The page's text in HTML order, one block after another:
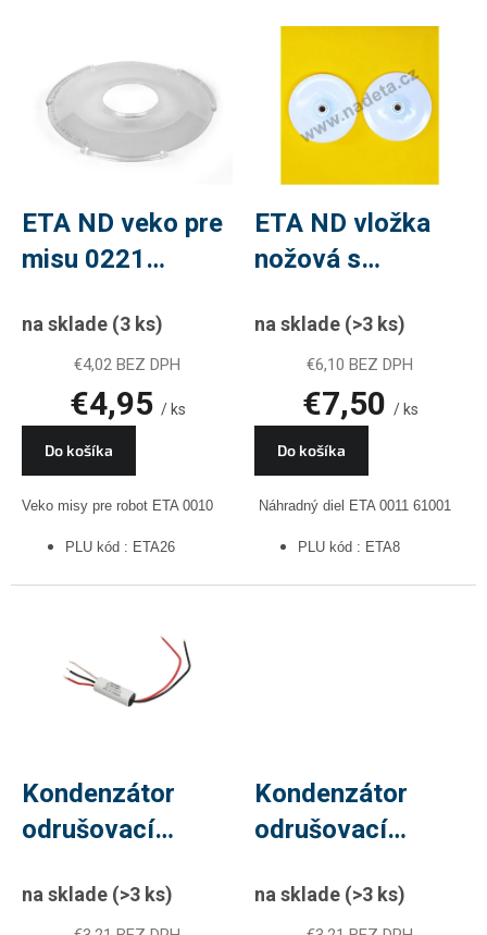
ETA ND veko pre
misu 0221
ETA26
na sklade (3 ks)
€4,02 BEZ DPH
€4,95 / ks
Do košíka
Veko misy pre robot ETA 0010
PLU kód : ETA26
ETA ND vložka
nožová s
nožov 0011
61001, PLU ETA8
na sklade (>3 ks)
€6,10 BEZ DPH
€7,50 / ks
Do košíka
Náhradný diel ETA 0011 61001
PLU kód : ETA8
Kondenzátor
odrušovací
0,1uF+2x2500pF,
na sklade (>3 ks)
Kondenzátor
odrušovací
0.1uF+2x2500pF,
na sklade (>3 ks)